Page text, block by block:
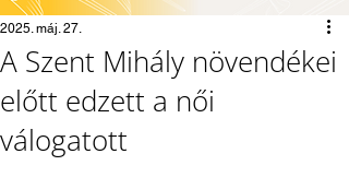
A Szent Mihály növendékei
előtt edzett a női
válogatott
2025. máj. 27.